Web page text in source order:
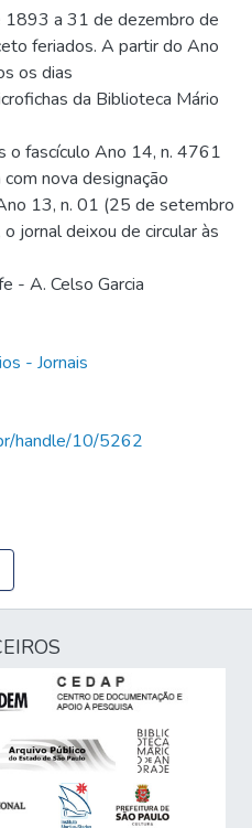
1893 a 31 de dezembro de
feriados. A partir do Ano
os dias
da Biblioteca Mário
o fascículo Ano 14, n. 4761
nova designação
13, n. 01 (25 de setembro
jornal deixou de circular às
- A. Celso Garcia
- Jornais
handle/10/5262